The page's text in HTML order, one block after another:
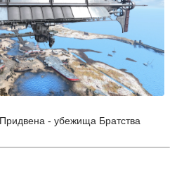
- убежища Братства